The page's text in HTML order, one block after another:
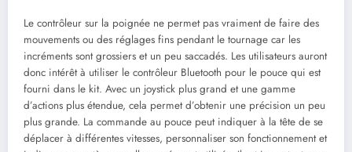
Le contrôleur sur la poignée ne permet pas vraiment de faire des
mouvements ou des réglages fins pendant le tournage car les
incréments sont grossiers et un peu saccadés. Les utilisateurs auront
donc intérêt à utiliser le contrôleur Bluetooth pour le pouce qui est
fourni dans le kit. Avec un joystick plus grand et une gamme
d’actions plus étendue, cela permet d’obtenir une précision un peu
plus grande. La commande au pouce peut indiquer à la tête de se
déplacer à différentes vitesses, personnaliser son fonctionnement et